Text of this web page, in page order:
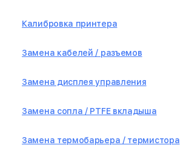
Калибровка принтера
Замена кабелей / разъемов
Замена дисплея управления
Замена сопла / PTFE вкладыша
Замена термобарьера / термистора